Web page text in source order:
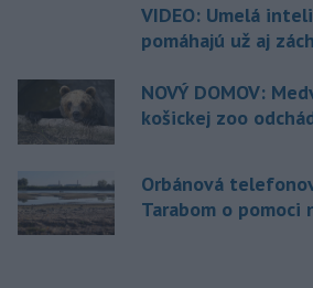
VIDEO: Umelá
pomáhajú už aj
NOVÝ DOMOV:
košickej zoo
Orbánová
Tarabom o pomoci